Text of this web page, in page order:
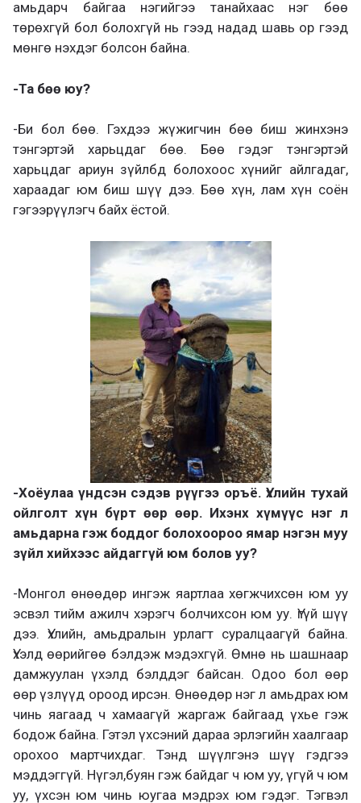
амьдарч байгаа нэгийгээ танайхаас нэг бөө
төрөхгүй бол болохгүй нь гээд надад шавь ор гээд
мөнгө нэхдэг болсон байна.
-Та бөө юу?
-Би бол бөө. Гэхдээ жүжигчин бөө биш жинхэнэ
тэнгэртэй харьцдаг бөө. Бөө гэдэг тэнгэртэй
харьцдаг ариун зүйлбд болохоос хүнийг айлгадаг,
хараадаг юм биш шүү дээ. Бөө хүн, лам хүн соён
гэгээрүүлэгч байх ёстой.
-Хоёулаа үндсэн сэдэв рүүгээ оръё. Үхлийн тухай
ойлголт хүн бүрт өөр өөр. Ихэнх хүмүүс нэг л
амьдарна гэж боддог болохоороо ямар нэгэн муу
зүйл хийхээс айдаггүй юм болов уу?
-Монгол өнөөдөр ингэж яартлаа хөгжчихсөн юм уу
эсвэл тийм ажилч хэрэгч болчихсон юм уу. Үгүй шүү
дээ. Үхлийн, амьдралын урлагт суралцаагүй байна.
Үхэлд өөрийгөө бэлдэж мэдэхгүй. Өмнө нь шашнаар
дамжуулан үхэлд бэлддэг байсан. Одоо бол өөр
өөр үзлүүд ороод ирсэн. Өнөөдөр нэг л амьдрах юм
чинь яагаад ч хамаагүй жаргаж байгаад үхье гэж
бодож байна. Гэтэл үхсэний дараа эрлэгийн хаалгаар
орохоо мартчихдаг. Тэнд шүүлгэнэ шүү гэдгээ
мэддэггүй. Нүгэл,буян гэж байдаг ч юм уу, үгүй ч юм
уу, үхсэн юм чинь юугаа мэдрэх юм гэдэг. Тэгвэл